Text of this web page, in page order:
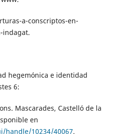
a-conscriptos-en-
indagat.
hegemónica e identidad
6:
Mascarades, Castelló de la
en
10234/40067.